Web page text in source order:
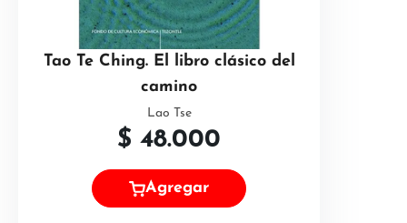
Tao Te Ching. El libro clásico del
camino
Lao Tse
$ 48.000
Agregar